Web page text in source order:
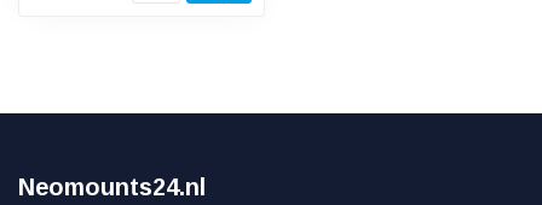
Neomounts24.nl